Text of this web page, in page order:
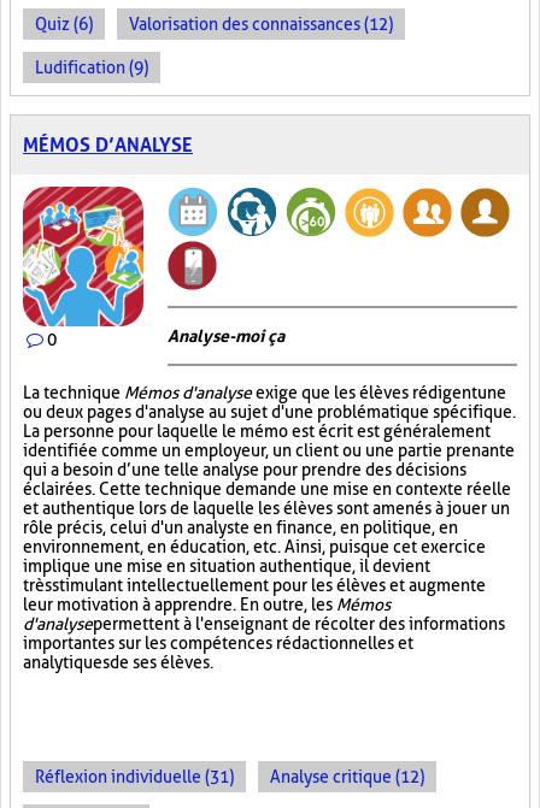
Quiz (6) Valorisation des connaissances (12)
Ludification (9)
MÉMOS D’ANALYSE
0 Analyse-moi ça
La technique Mémos d'analyseexige que les élèves rédigent une
ou deux pages d'analyse au sujet d'une problématique spécifique.
La personne pour laquelle le mémo est écrit est généralement
identifiée comme un employeur, un client ou une partie prenante
qui a besoin d’une telle analyse pour prendre des décisions
éclairées. Cette technique demande une mise en contexte réelle
et authentique lors de laquelle les élèves sont amenés à jouer un
rôle précis, celui d'un analyste en finance, en politique, en
environnement, en éducation, etc. Ainsi, puisque cet exercice
implique une mise en situation authentique, il devient
très stimulant intellectuellement pour les élèves et augmente
leur motivation à apprendre. En outre, les Mémos
d'analysepermettent à l'enseignant de récolter des informations
importantes sur les compétences rédactionnelles et
analytiques de ses élèves.
Réflexion individuelle (31) Analyse critique (12)